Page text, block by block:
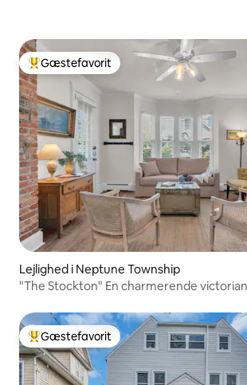
Bedste gæstefavorit
Gæstefavorit
Lejlighed i Neptune Township
"The Stockton" En charmerende
Bedste gæstefavorit
Gæstefavorit